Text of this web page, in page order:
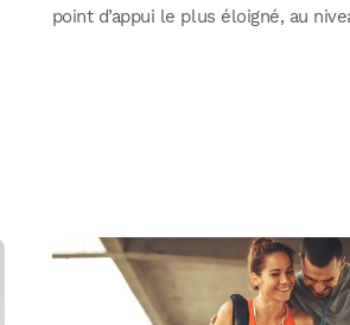
point d’appui le plus éloigné, au